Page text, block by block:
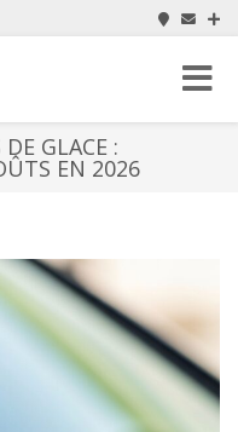
Toggle
GLACE :
EN 2026